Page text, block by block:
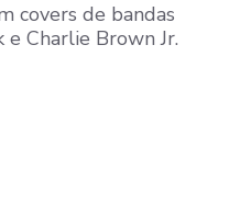
covers de bandas
e Charlie Brown Jr.